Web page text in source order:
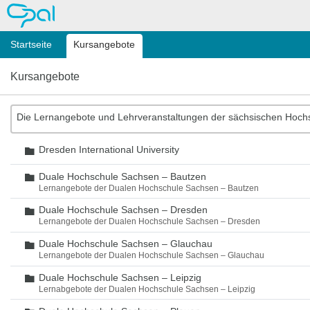
OPAL
Startseite Kursangebote
Kursangebote
Die Lernangebote und Lehrveranstaltungen der sächsischen
Ordner
Dresden International University
Ordner
Duale Hochschule Sachsen – Bautzen
Lernangebote der Dualen Hochschule Sachsen – Bautzen
Ordner
Duale Hochschule Sachsen – Dresden
Lernangebote der Dualen Hochschule Sachsen – Dresden
Ordner
Duale Hochschule Sachsen – Glauchau
Lernangebote der Dualen Hochschule Sachsen – Glauchau
Ordner
Duale Hochschule Sachsen – Leipzig
Lernabgebote der Dualen Hochschule Sachsen – Leipzig